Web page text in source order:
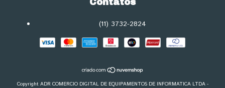
Contatos
(11) 3732-2824
Copyright ADR COMERCIO DIGITAL DE EQUIPAMENTOS DE INFORMATICA LTDA -